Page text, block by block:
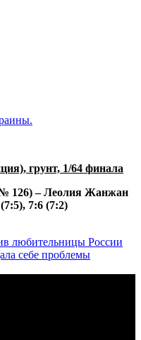
грунт, 1/64 финала
126) – Леолия Жанжан
7:6 (7:2)
любительницы России
себе проблемы